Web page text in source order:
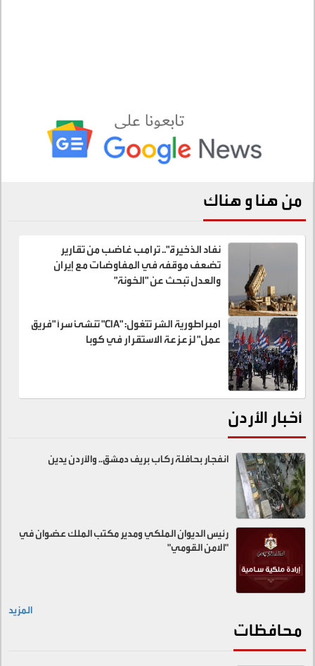
من هنا و هناك
نفاد الذخيرة".. ترامب غاضب من تقارير
تضعف موقفه في المفاوضات مع إيران
والعدل تبحث عن "الخونة"
امبراطورية الشر تتغول: "CIA" تنشئ سراً "فريق
عمل" لزعزعة الاستقرار في كوبا
أخبار الأردن
انفجار بحافلة ركاب بريف دمشق.. والأردن يدين
رئيس الديوان الملكي ومدير مكتب الملك عضوان في
"الامن القومي"
المزيد
محافظات